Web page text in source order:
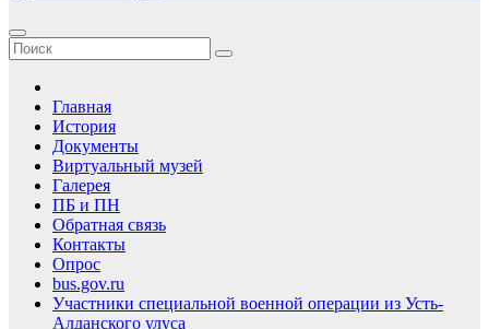
Главная
История
Документы
Виртуальный музей
Галерея
ПБ и ПН
Обратная связь
Контакты
Опрос
bus.gov.ru
Участники специальной военной операции из Усть-
Алданского улуса